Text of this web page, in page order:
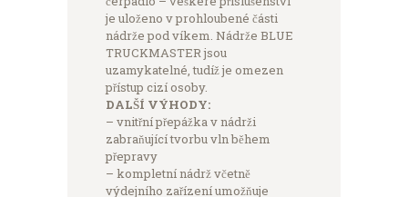
je uloženo v prohloubené části
nádrže pod víkem. Nádrže BLUE
TRUCKMASTER jsou
uzamykatelné, tudíž je omezen
přístup cizí osoby.
DALŠÍ VÝHODY:
– vnitřní přepážka v nádrži
zabraňující tvorbu vln během
přepravy
– kompletní nádrž včetně
výdejního zařízení umožňuje